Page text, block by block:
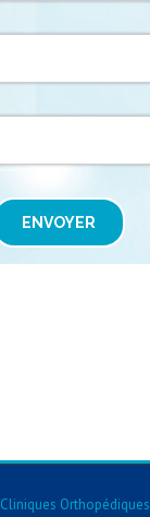
ENVOYER
Cliniques Orthopédiques